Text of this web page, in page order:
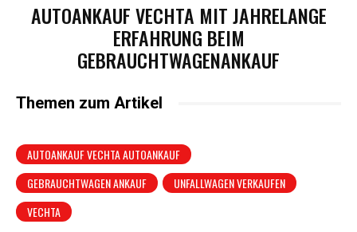
AUTOANKAUF VECHTA MIT JAHRELANGE
ERFAHRUNG BEIM
GEBRAUCHTWAGENANKAUF
Themen zum Artikel
AUTOANKAUF VECHTA AUTOANKAUF
GEBRAUCHTWAGEN ANKAUF
UNFALLWAGEN VERKAUFEN
VECHTA